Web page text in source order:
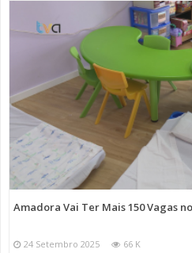
Amadora Vai Ter Mais 150 Vagas
24 Setembro 2025 66 K